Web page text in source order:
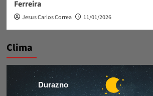
Ferreira
Jesus Carlos Correa 11/01/2026
Clima
Durazno